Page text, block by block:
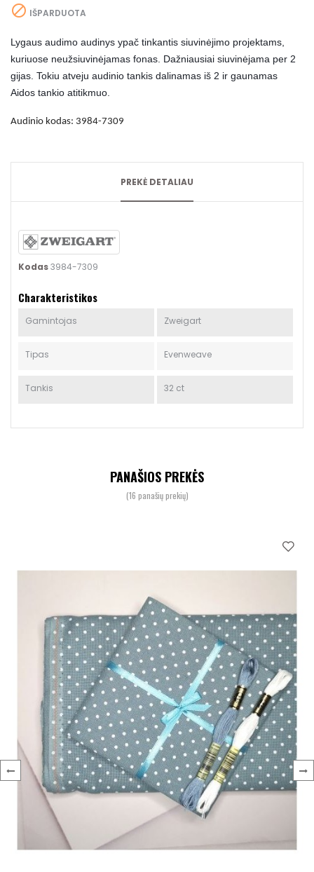
 IŠPARDUOTA
Lygaus audimo audinys ypač tinkantis siuvinėjimo projektams,
kuriuose neužsiuvinėjamas fonas. Dažniausiai siuvinėjama per 2
gijas. Tokiu atveju audinio tankis dalinamas iš 2 ir gaunamas
Aidos tankio atitikmuo.
Audinio kodas: 3984-7309
PREKĖ DETALIAU
Kodas3984-7309
Charakteristikos
Gamintojas Zweigart
Tipas Evenweave
Tankis 32 ct
PANAŠIOS PREKĖS
(16 panašių prekių)